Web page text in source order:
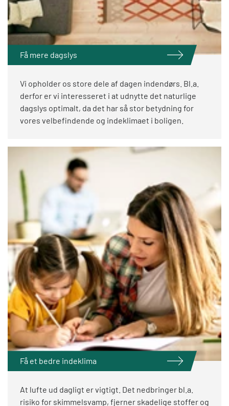
Få mere dagslys
Vi opholder os store dele af dagen indendørs. Bl.a.
derfor er vi interesseret i at udnytte det naturlige
dagslys optimalt, da det har så stor betydning for
vores velbefindende og indeklimaet i boligen.
Få et bedre indeklima
At lufte ud dagligt er vigtigt. Det nedbringer bl.a.
risiko for skimmelsvamp, fjerner skadelige stoffer og